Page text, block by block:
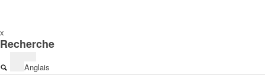
Anglais
x
Recherche